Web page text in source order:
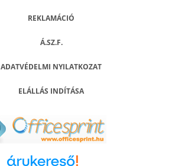
REKLAMÁCIÓ
Á.SZ.F.
ADATVÉDELMI NYILATKOZAT
ELÁLLÁS INDÍTÁSA